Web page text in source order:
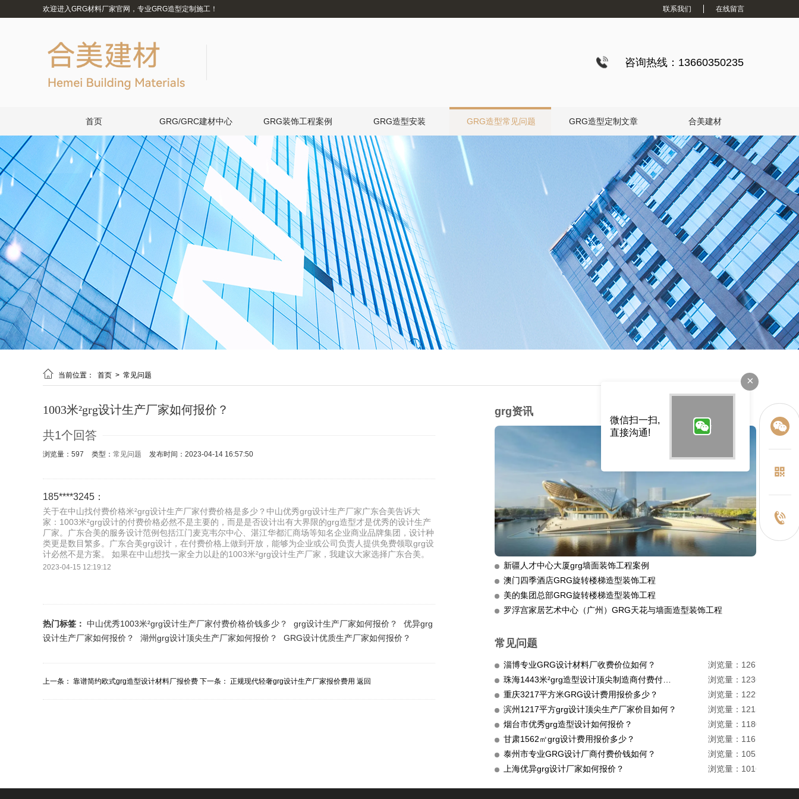
欢迎进入GRG材料厂家官网，专业GRG造型定制施工！ 联系我们 在线留言
咨询热线：13660350235
首页 GRG/GRC建材中心 GRG装饰工程案例 GRG造型安装 GRG造型常见问题 GRG造型定制文章 合美建材
 当前位置： 首页 > 常见问题
1003米²grg设计生产厂家如何报价？
共1个回答
浏览量：597 类型： 常见问题 发布时间：2023-04-14 16:57:50
185****3245：
关于在中山找付费价格米²grg设计生产厂家付费价格是多少？中山优秀grg设计生产厂家广东合美告诉大
家：1003米²grg设计的付费价格必然不是主要的，而是是否设计出有大界限的grg造型才是优秀的设计生产
厂家。广东合美的服务设计范例包括江门麦克韦尔中心、湛江华都汇商场等知名企业商业品牌集团，设计种
类更是数目繁多。广东合美grg设计，在付费价格上做到开放，能够为企业或公司负责人提供免费领取grg设
计必然不是方案。 如果在中山想找一家全力以赴的1003米²grg设计生产厂家，我建议大家选择广东合美。
2023-04-15 12:19:12
热门标签： 中山优秀1003米²grg设计生产厂家付费价格价钱多少？ grg设计生产厂家如何报价？
优异grg
设计生产厂家如何报价？
湖州grg设计顶尖生产厂家如何报价？ GRG设计优质生产厂家如何报价？
上一条： 靠谱简约欧式grg造型设计材料厂报价费 下一条： 正规现代轻奢grg设计生产厂家报价费用 返回
grg资讯
新疆人才中心大厦grg墙面装饰工程案例
澳门四季酒店GRG旋转楼梯造型装饰工程
美的集团总部GRG旋转楼梯造型装饰工程
罗浮宫家居艺术中心（广州）GRG天花与墙面造型装饰工程
常见问题
淄博专业GRG设计材料厂收费价位如何？
浏览量：1267
浏览量：1236
重庆3217平方米GRG设计费用报价多少？
浏览量：1229
滨州1217平方grg设计顶尖生产厂家价目如何？
浏览量：1215
烟台市优秀grg造型设计如何报价？
浏览量：1180
甘肃1562㎡grg设计费用报价多少？
浏览量：1161
泰州市专业GRG设计厂商付费价钱如何？
浏览量：1052
上海优异grg设计厂家如何报价？
浏览量：1016
×
微信扫一扫,
直接沟通!